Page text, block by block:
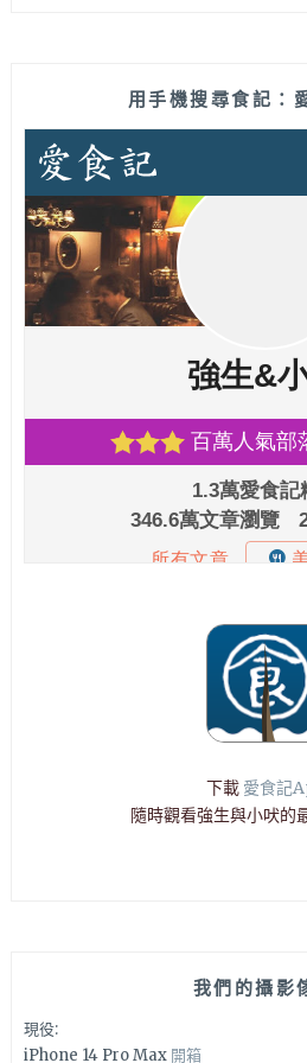
用手機搜尋食記：
下載 愛食記
隨時觀看強生與小吠的
我們的攝影
現役:
iPhone 14 Pro Max 開箱